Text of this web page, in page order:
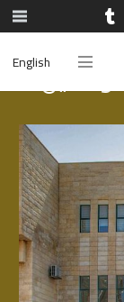
English